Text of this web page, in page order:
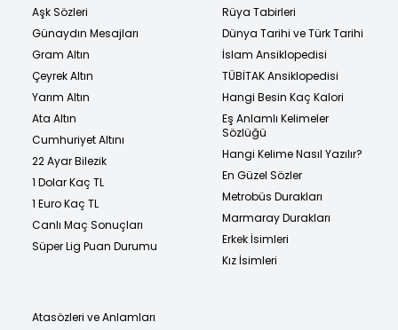
Aşk Sözleri
Günaydın Mesajları
Gram Altın
Çeyrek Altın
Yarım Altın
Ata Altın
Cumhuriyet Altını
22 Ayar Bilezik
1 Dolar Kaç TL
1 Euro Kaç TL
Canlı Maç Sonuçları
Süper Lig Puan Durumu
Rüya Tabirleri
Dünya Tarihi ve Türk Tarihi
İslam Ansiklopedisi
TÜBİTAK Ansiklopedisi
Hangi Besin Kaç Kalori
Eş Anlamlı Kelimeler
Sözlüğü
Hangi Kelime Nasıl Yazılır?
En Güzel Sözler
Metrobüs Durakları
Marmaray Durakları
Erkek İsimleri
Kız İsimleri
Atasözleri ve Anlamları